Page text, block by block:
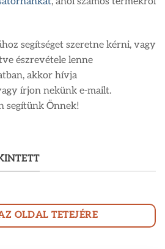
segítséget szeretne kérni, vagy
észrevétele lenne
akkor hívja
írjon nekünk e-mailt.
segítünk Önnek!
OLDAL TETEJÉRE